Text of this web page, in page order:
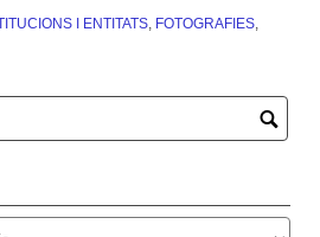
I ENTITATS, FOTOGRAFIES,